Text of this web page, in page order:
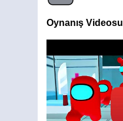
Oynanış Videosu